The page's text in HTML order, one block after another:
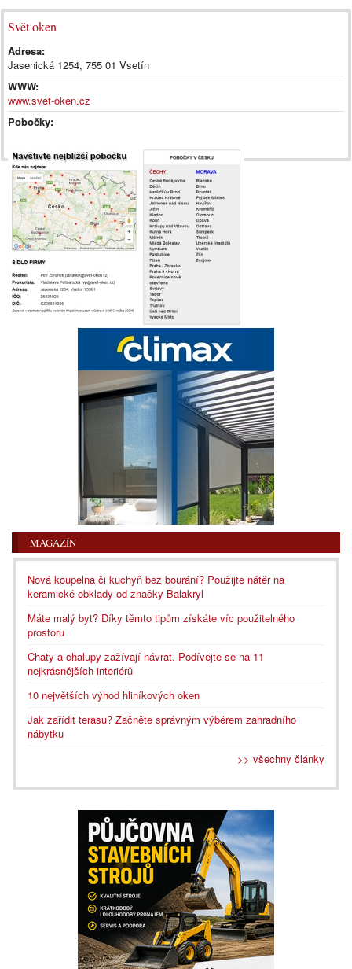
Svět oken
Adresa:
Jasenická 1254, 755 01 Vsetín
WWW:
www.svet-oken.cz
Pobočky:
MAGAZÍN
Nová koupelna či kuchyň bez bourání? Použijte nátěr na
keramické obklady od značky Balakryl
Máte malý byt? Díky těmto tipům získáte víc použitelného
prostoru
Chaty a chalupy zažívají návrat. Podívejte se na 11
nejkrásnějších interiérů
10 největších výhod hliníkových oken
Jak zařídit terasu? Začněte správným výběrem zahradního
nábytku
>> všechny články